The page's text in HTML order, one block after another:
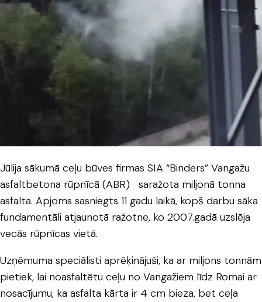
Jūlija sākumā ceļu būves firmas SIA “Binders” Vangažu
asfaltbetona rūpnīcā (ABR) saražota miljonā tonna
asfalta. Apjoms sasniegts 11 gadu laikā, kopš darbu sāka
fundamentāli atjaunotā ražotne, ko 2007.gadā uzslēja
vecās rūpnīcas vietā.
Uzņēmuma speciālisti aprēķinājuši, ka ar miljons tonnām
pietiek, lai noasfaltētu ceļu no Vangažiem līdz Romai ar
nosacījumu, ka asfalta kārta ir 4 cm bieza, bet ceļa